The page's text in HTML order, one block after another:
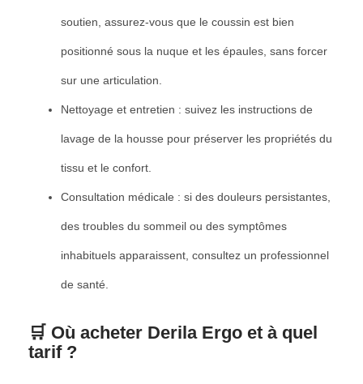
soutien, assurez-vous que le coussin est bien
positionné sous la nuque et les épaules, sans forcer
sur une articulation.
Nettoyage et entretien : suivez les instructions de
lavage de la housse pour préserver les propriétés du
tissu et le confort.
Consultation médicale : si des douleurs persistantes,
des troubles du sommeil ou des symptômes
inhabituels apparaissent, consultez un professionnel
de santé.
🛒 Où acheter Derila Ergo et à quel
tarif ?